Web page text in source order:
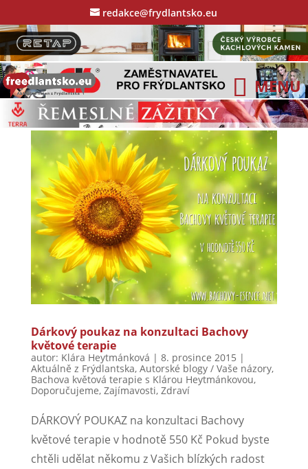
redakce@frydlantsko.eu
Dárkový poukaz na konzultaci Bachovy
květové terapie
autor: Klára Heytmánková | 8. prosince 2015 |
Aktuálně z Frýdlantska, Autorské blogy / Vaše názory,
Bachova květová terapie s Klárou Heytmánkovou,
Doporučujeme, Zajímavosti, Zdraví
DÁRKOVÝ POUKAZ na konzultaci Bachovy
květové terapie v hodnotě 550 Kč Pokud byste
chtěli udělat někomu z Vašich blízkých radost